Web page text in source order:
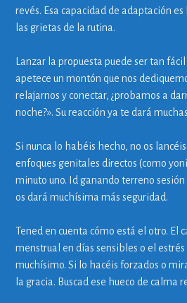
revés. Esa capacidad de adaptación
las grietas de la rutina.
Lanzar la propuesta puede ser tan
apetece un montón que nos
relajarnos y conectar, ¿probamos a
noche?». Su reacción ya te dará
Si nunca lo habéis hecho, no os
enfoques genitales directos (como
minuto uno. Id ganando terreno sesión
os dará muchísima más seguridad.
Tened en cuenta cómo está el otro. El
menstrual en días sensibles o el
muchísimo. Si lo hacéis forzados o
la gracia. Buscad ese hueco de calma